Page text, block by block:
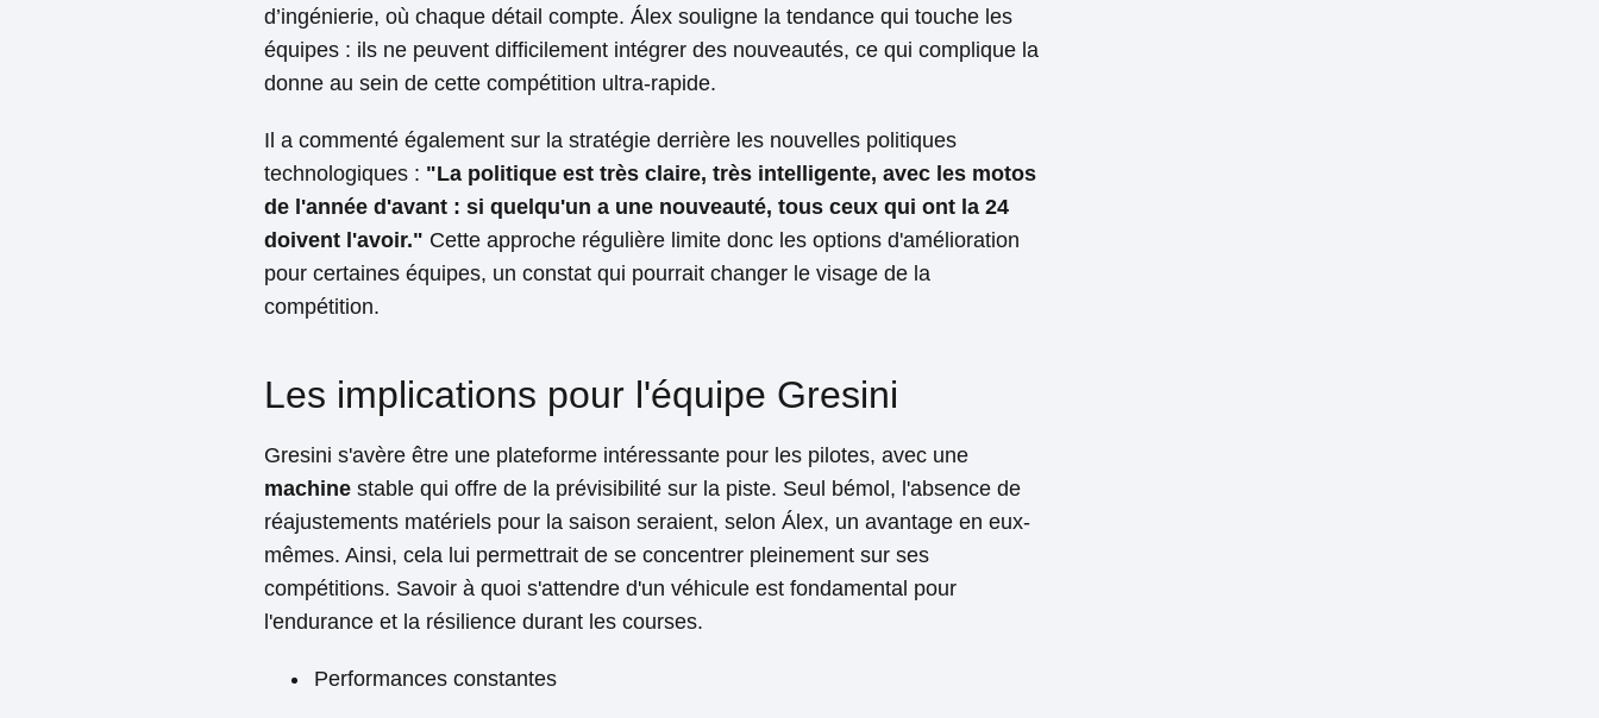
d’ingénierie, où chaque détail compte. Álex souligne la tendance qui touche les
équipes : ils ne peuvent difficilement intégrer des nouveautés, ce qui complique la
donne au sein de cette compétition ultra-rapide.
Il a commenté également sur la stratégie derrière les nouvelles politiques
technologiques : "La politique est très claire, très intelligente, avec les motos
de l'année d'avant : si quelqu'un a une nouveauté, tous ceux qui ont la 24
doivent l'avoir." Cette approche régulière limite donc les options d'amélioration
pour certaines équipes, un constat qui pourrait changer le visage de la
compétition.
Les implications pour l'équipe Gresini
Gresini s'avère être une plateforme intéressante pour les pilotes, avec une
machine stable qui offre de la prévisibilité sur la piste. Seul bémol, l'absence de
réajustements matériels pour la saison seraient, selon Álex, un avantage en eux-
mêmes. Ainsi, cela lui permettrait de se concentrer pleinement sur ses
compétitions. Savoir à quoi s'attendre d'un véhicule est fondamental pour
l'endurance et la résilience durant les courses.
Performances constantes